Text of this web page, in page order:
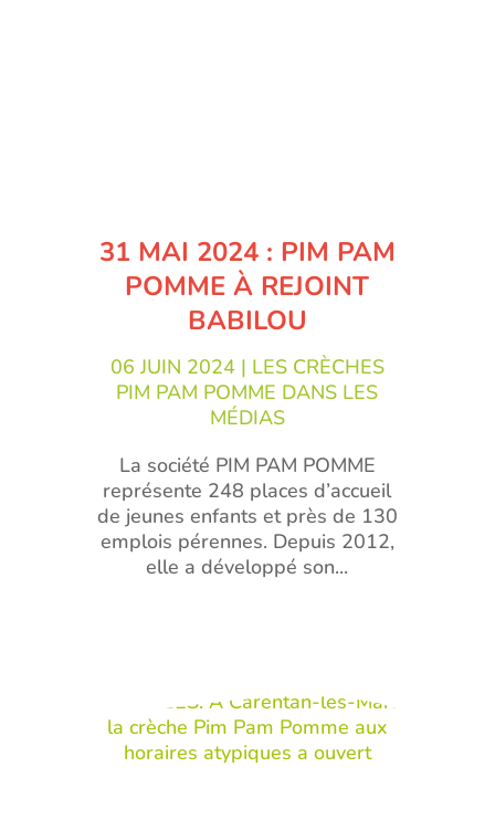
31 MAI 2024 : PIM PAM
POMME À REJOINT
BABILOU
06 JUIN 2024| LES CRÈCHES
PIM PAM POMME DANS LES
MÉDIAS
La société PIM PAM POMME
représente 248 places d’accueil
de jeunes enfants et près de 130
emplois pérennes. Depuis 2012,
elle a développé son...